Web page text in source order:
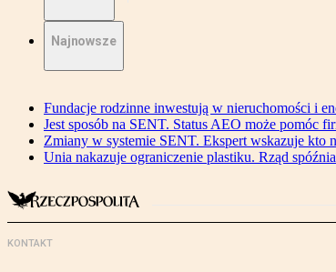
Najnowsze
Fundacje rodzinne inwestują w nieruchomości i
Jest sposób na SENT. Status AEO może pomóc
Zmiany w systemie SENT. Ekspert wskazuje kto
Unia nakazuje ograniczenie plastiku. Rząd
KONTAKT